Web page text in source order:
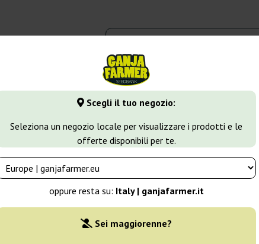
Scegli il tuo negozio:
Seleziona un negozio locale per visualizzare i prodotti e le
offerte disponibili per te.
oppure resta su: Italy | ganjafarmer.it
Sei maggiorenne?
Tipi di marijuana Altro
Dutch Passion